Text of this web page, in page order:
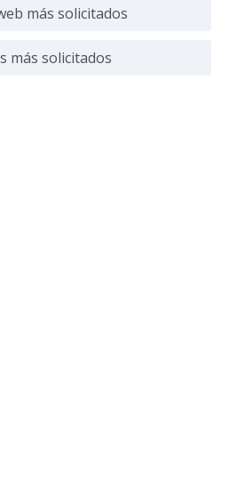
más solicitados
más solicitados